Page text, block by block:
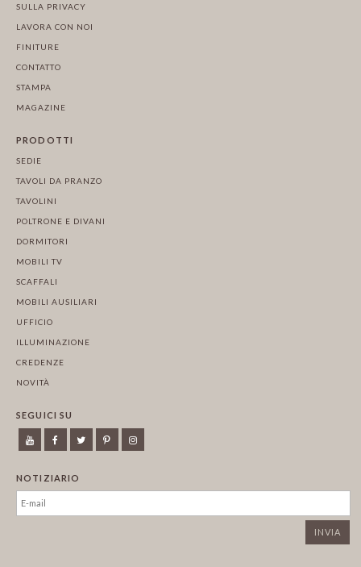
SULLA PRIVACY
LAVORA CON NOI
FINITURE
CONTATTO
STAMPA
MAGAZINE
PRODOTTI
SEDIE
TAVOLI DA PRANZO
TAVOLINI
POLTRONE E DIVANI
DORMITORI
MOBILI TV
SCAFFALI
MOBILI AUSILIARI
UFFICIO
ILLUMINAZIONE
CREDENZE
NOVITÀ
SEGUICI SU
NOTIZIARIO